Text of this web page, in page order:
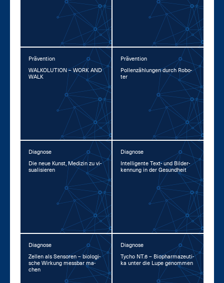
Prävention
WAL­KO­LU­TI­ON – WORK AND
WALK
Prävention
Pol­len­zäh­lun­gen durch Ro­bo­
ter
Diagnose
Die neue Kunst, Me­di­zin zu vi­
sua­li­sie­ren
Diagnose
In­tel­li­gen­te Text- und Bil­der­
ken­nung in der Ge­sund­heit
Diagnose
Zel­len als Sen­so­ren – bio­lo­gi­
sche Wir­kung mess­bar ma­
chen
Diagnose
Ty­cho NT.6 – Bio­phar­ma­zeu­ti­
ka un­ter die Lu­pe ge­nom­men